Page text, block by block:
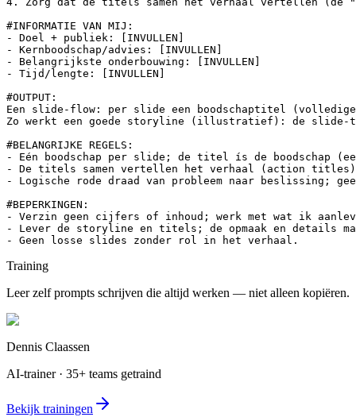
#INFORMATIE VAN MIJ:
- Doel + publiek: [INVULLEN]
- Kernboodschap/advies: [INVULLEN]
- Belangrijkste onderbouwing: [INVULLEN]
- Tijd/lengte: [INVULLEN]
#OUTPUT:
Een slide-flow: per slide een boodschaptitel
Zo werkt een goede storyline (illustratief): de slide-
#BELANGRIJKE REGELS:
- Eén boodschap per slide; de titel ís de boodschap
- De titels samen vertellen het verhaal (action
- Logische rode draad van probleem naar beslissing;
#BEPERKINGEN:
- Verzin geen cijfers of inhoud; werk met wat ik
- Lever de storyline en titels; de opmaak en details
- Geen losse slides zonder rol in het verhaal.
Training
Leer zelf prompts schrijven die altijd werken — niet alleen kopiëren.
Dennis Claassen
AI-trainer · 35+ teams getraind
Bekijk trainingen